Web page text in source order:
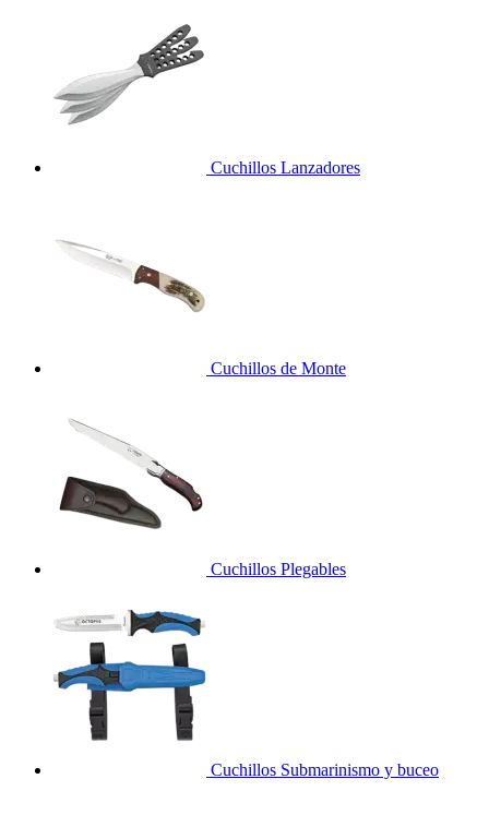
Cuchillos Lanzadores
Cuchillos de Monte
Cuchillos Plegables
Cuchillos Submarinismo y buceo